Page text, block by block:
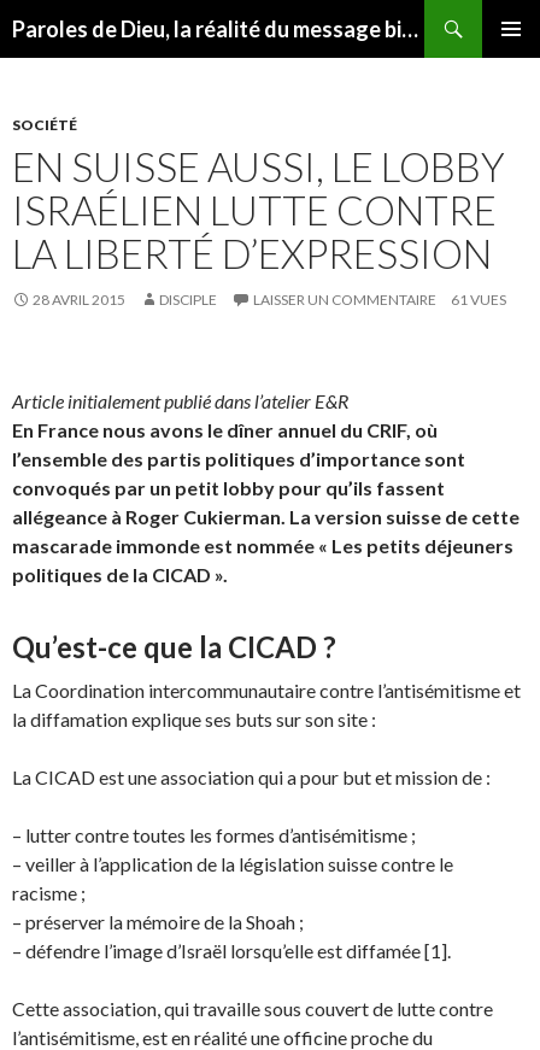
Paroles de Dieu, la réalité du message biblique
SOCIÉTÉ
EN SUISSE AUSSI, LE LOBBY
ISRAÉLIEN LUTTE CONTRE
LA LIBERTÉ D’EXPRESSION
28 AVRIL 2015 DISCIPLE LAISSER UN COMMENTAIRE 61 VUES
Article initialement publié dans l’atelier E&R
En France nous avons le dîner annuel du CRIF, où
l’ensemble des partis politiques d’importance sont
convoqués par un petit lobby pour qu’ils fassent
allégeance à Roger Cukierman. La version suisse de cette
mascarade immonde est nommée « Les petits déjeuners
politiques de la CICAD ».
Qu’est-ce que la CICAD ?
La Coordination intercommunautaire contre l’antisémitisme et
la diffamation explique ses buts sur son site :
La CICAD est une association qui a pour but et mission de :
– lutter contre toutes les formes d’antisémitisme ;
– veiller à l’application de la législation suisse contre le
racisme ;
– préserver la mémoire de la Shoah ;
– défendre l’image d’Israël lorsqu’elle est diffamée [1].
Cette association, qui travaille sous couvert de lutte contre
l’antisémitisme, est en réalité une officine proche du